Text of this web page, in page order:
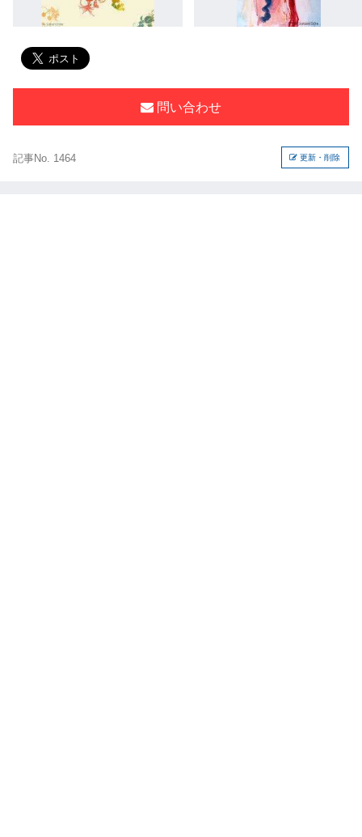
問い合わせ
記事No. 1464 更新・削除